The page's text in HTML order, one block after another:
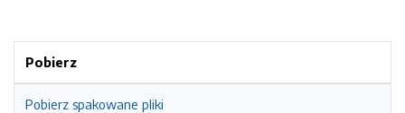
Pobierz
Pobierz spakowane pliki